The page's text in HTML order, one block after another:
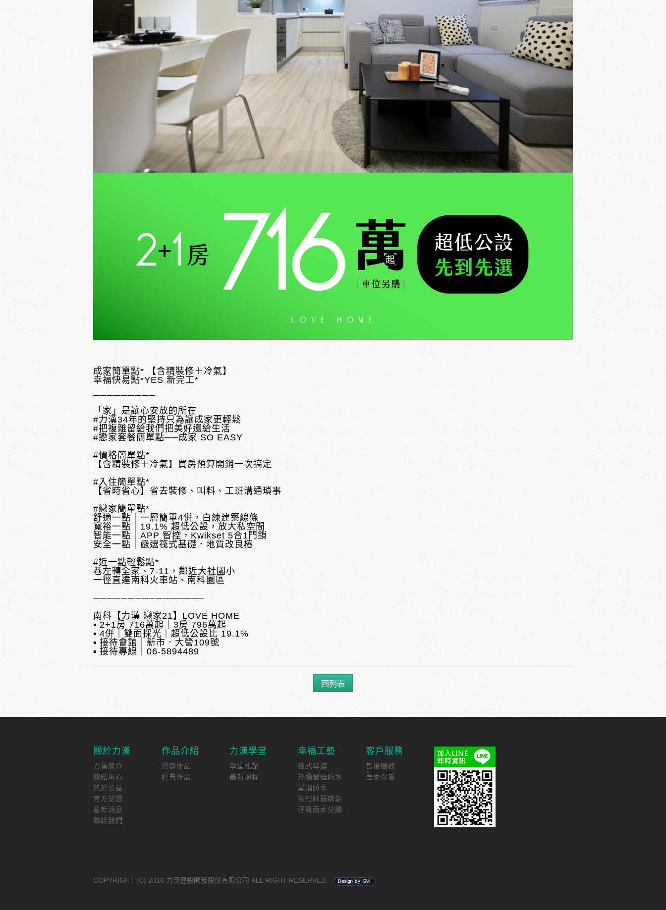
成家簡單點* 【含精裝修＋冷氣】
幸福快易點*YES 新完工*
─────────
「家」是讓心安放的所在
#力漢34年的堅持只為讓成家更輕鬆
#把複雜留給我們把美好還給生活
#戀家套餐簡單點──成家 SO EASY
#價格簡單點*
【含精裝修＋冷氣】買房預算開銷一次搞定
#入住簡單點*
【省時省心】省去裝修、叫料、工班溝通瑣事
#戀家簡單點*
舒適一點｜一層簡單4併，白練建築線條
寬裕一點｜19.1% 超低公設，放大私空間
智能一點｜APP 智控，Kwikset 5合1門鎖
安全一點｜嚴選筏式基礎．地質改良樁
#近一點輕鬆點*
巷左轉全家、7-11，鄰近大社國小
一徑直達南科火車站、南科園區
────────────────
南科【力漢 戀家21】LOVE HOME
▪ 2+1房 716萬起｜3房 796萬起
▪ 4併｜雙面採光｜超低公設比 19.1%
▪ 接待會館｜新市．大營109號
▪ 接待專線｜06-5894489
回列表
關於力漢
力漢簡介
體貼用心
熱於公益
官方認證
最新消息
聯絡我們
作品介紹
熱銷作品
經典作品
力漢學堂
學堂札記
最新課程
幸福工藝
筏式基礎
外牆窗框防水
屋頂防水
梁柱鋼筋綁紮
汙費雨水分離
客戶服務
售後服務
居家保養
COPYRIGHT (C) 2016 力漢建設開發股份有限公司 ALL RIGHT RESERVED.